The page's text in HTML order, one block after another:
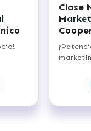
Inteligencia
equilibrio
ahora